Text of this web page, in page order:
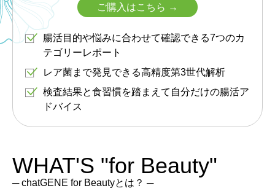
ご購入はこちら →
腸活目的や悩みに合わせて確認できる7つのカ
テゴリーレポート
レア菌まで発見できる高精度第3世代解析
検査結果と食習慣を踏まえて自分だけの腸活ア
ドバイス
WHAT'S "for Beauty"
─ chatGENE for Beautyとは？ ─